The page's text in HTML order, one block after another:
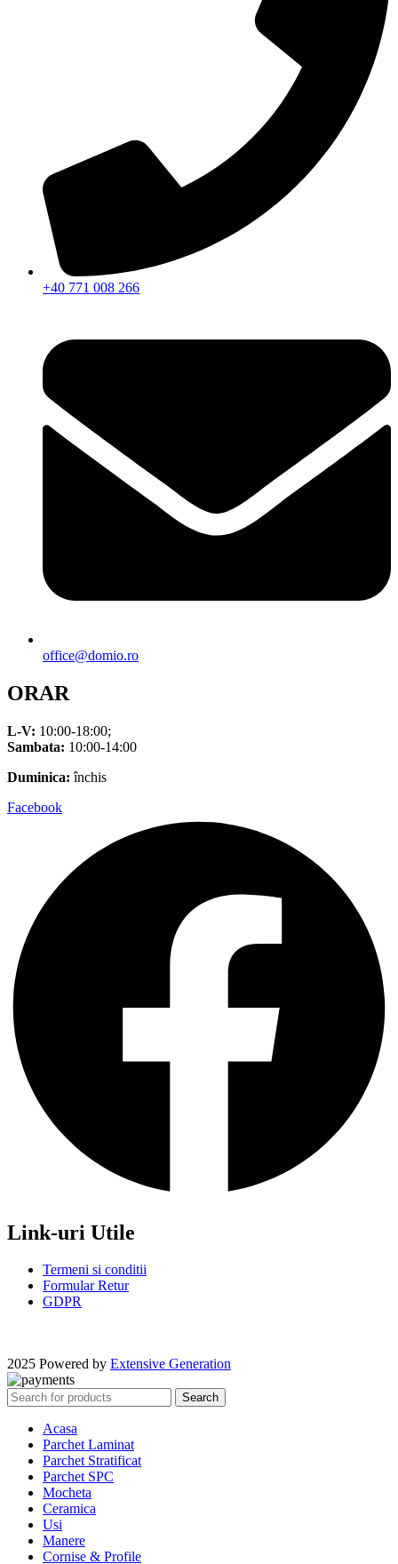
+40 771 008 266
office@domio.ro
ORAR
L-V: 10:00-18:00;
Sambata: 10:00-14:00
Duminica: închis
Facebook
Link-uri Utile
Termeni si conditii
Formular Retur
GDPR
2025 Powered by Extensive Generation
Search
Acasa
Parchet Laminat
Parchet Stratificat
Parchet SPC
Mocheta
Ceramica
Usi
Manere
Cornise & Profile